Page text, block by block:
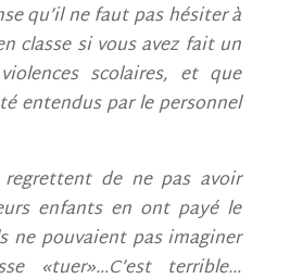
qu’il ne faut pas hésiter à
classe si vous avez fait un
scolaires, et que
entendus par le personnel
regrettent de ne pas avoir
enfants en ont payé le
ne pouvaient pas imaginer
«tuer»…C’est terrible…